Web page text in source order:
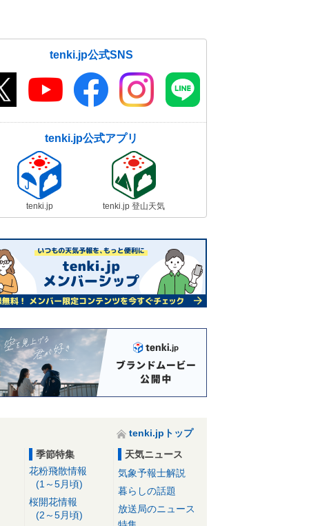
tenki.jp公式SNS
tenki.jp公式アプリ
tenki.jp tenki.jp 登山天気
tenki.jpトップ
季節特集
花粉飛散情報
(1～5月頃)
桜開花情報
(2～5月頃)
天気ニュース
気象予報士解説
暮らしの話題
放送局のニュース